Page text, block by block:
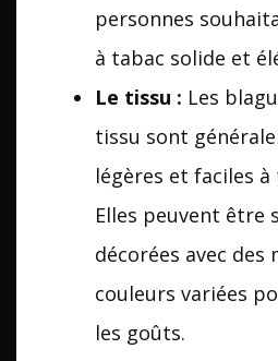
personnes
à tabac solide et
Le tissu : Les
tissu sont
légères et faciles
Elles peuvent être
décorées avec
couleurs variées
les goûts.